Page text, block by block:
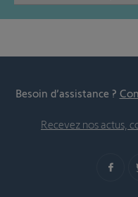
Besoin d’assistance ?
Recevez nos actus,